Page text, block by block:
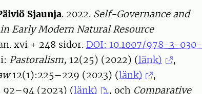
Sjaunja. 2022. Self-Governance and
Early Modern Natural Resource
xvi + 248 sidor. DOI: 10.1007/978-3-030-
Pastoralism,12(25) (2022) (länk)
,
12(1):225–229 (2023) (länk)
,
(2023) (länk) , och Comparative